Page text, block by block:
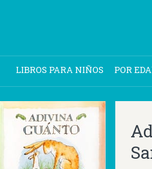
LIBROS PARA NIÑOS POR